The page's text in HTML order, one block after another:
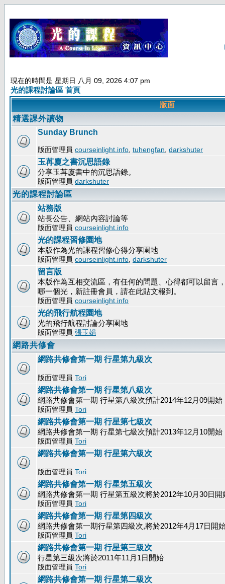
現在的時間是 星期日 八月 09, 2026 4:07 pm
光的課程討論區 首頁
版面
精選課外讀物
Sunday Brunch
版面管理員 courseinlight.info tuhengfan darkshuter
玉苒廈之書沉思語錄
分享玉苒廈書中的沉思語錄。
版面管理員 darkshuter
光的課程討論區
站務版
站長公告、網站內容討論等
版面管理員 courseinlight.info
光的課程習修園地
本版作為光的課程習修心得分享園地
版面管理員 courseinlight.info darkshuter
留言版
本版作為互相交流區，有任何的問題、心得都可以留言
哪一個光，新註冊會員，請在此貼文報到。
版面管理員 courseinlight.info
光的飛行航程園地
光的飛行航程討論分享園地
版面管理員 張玉娟
網路共修會
網路共修會第一期 行星第九級次
版面管理員 Tori
網路共修會第一期 行星第八級次
網路共修會第一期 行星第八級次預計2014年12月09開始
版面管理員 Tori
網路共修會第一期 行星第七級次
網路共修會第一期 行星第七級次預計2013年12月10開始
版面管理員 Tori
網路共修會第一期 行星第六級次
版面管理員 Tori
網路共修會第一期 行星第五級次
網路共修會第一期 行星第五級次將於2012年10月30日開
版面管理員 Tori
網路共修會第一期 行星第四級次
網路共修會第一期行星第四級次,將於2012年4月17日開
版面管理員 Tori
網路共修會第一期 行星第三級次
行星第三級次將於2011年11月1日開始
版面管理員 Tori
網路共修會第一期 行星第二級次